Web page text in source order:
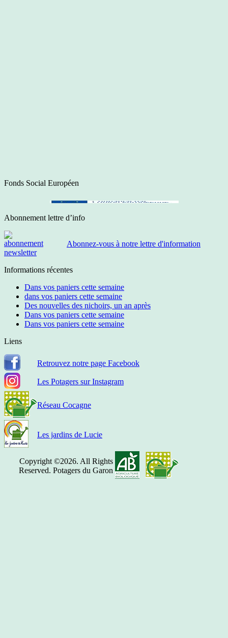
Fonds Social Européen
Abonnement lettre d’info
Abonnez-vous à notre lettre d'information
Informations récentes
Dans vos paniers cette semaine
dans vos paniers cette semaine
Des nouvelles des nichoirs, un an après
Dans vos paniers cette semaine
Dans vos paniers cette semaine
Liens
Retrouvez notre page Facebook
Les Potagers sur Instagram
Réseau Cocagne
Les jardins de Lucie
Copyright ©2026. All Rights
Reserved. Potagers du Garon